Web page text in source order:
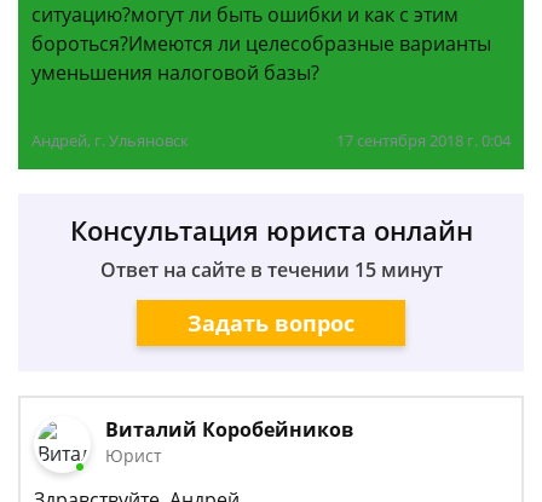
ситуацию?могут ли быть ошибки и как с этим
бороться?Имеются ли целесобразные варианты
уменьшения налоговой базы?
Андрей, г. Ульяновск 17 сентября 2018 г. 0:04
Консультация юриста онлайн
Ответ на сайте в течении 15 минут
Задать вопрос
Виталий Коробейников
Юрист